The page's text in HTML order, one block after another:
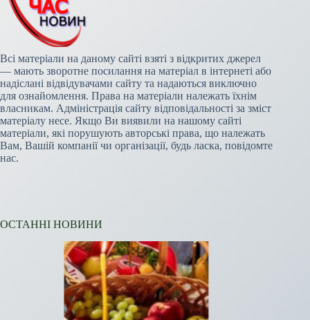
Всі матеріали на даному сайті взяті з відкритих джерел
— мають зворотне посилання на матеріал в інтернеті або
надіслані відвідувачами сайту та надаються виключно
для ознайомлення. Права на матеріали належать їхнім
власникам. Адміністрація сайту відповідальності за зміст
матеріалу несе. Якщо Ви виявили на нашому сайті
матеріали, які порушують авторські права, що належать
Вам, Вашій компанії чи організації, будь ласка, повідомте
нас.
ОСТАННІ НОВИНИ